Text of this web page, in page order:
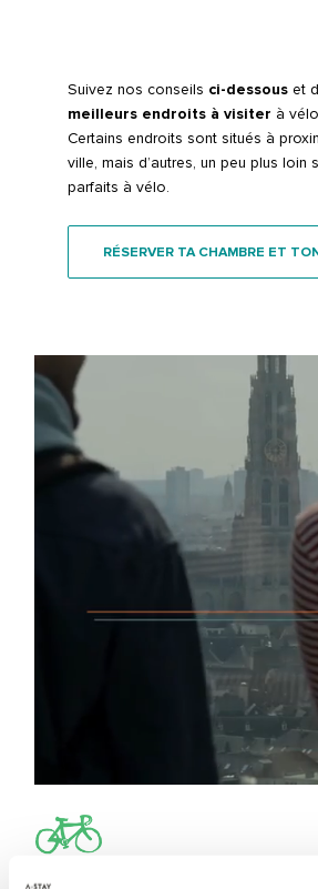
Suivez nos conseils ci-dessous et
meilleurs endroits à visiter à
Certains endroits sont situés à
ville, mais d’autres, un peu plus loin
parfaits à vélo.
RÉSERVER TA CHAMBRE ET